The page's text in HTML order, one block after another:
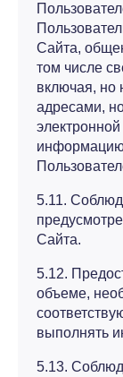
Сайта,
том числе
включая, но
адресами,
информацию
5.11.
Сайта.
5.12.
объеме,
выполнять
5.13.